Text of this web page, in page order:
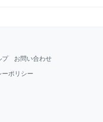
プ お問い合わせ
ーポリシー